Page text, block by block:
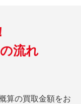
流れ
算の買取金額をお